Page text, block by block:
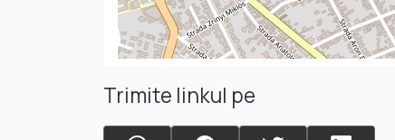
Trimite linkul pe